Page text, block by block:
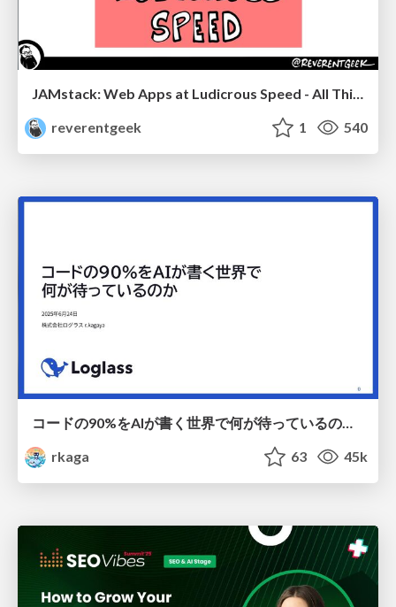
JAMstack: Web Apps at Ludicrous Speed - All Things Open 2022
reverentgeek
1 540
コードの90%をAIが書く世界で何が待っているのか / What awaits us in a world where 90% of the code is written by AI
rkaga
63 45k